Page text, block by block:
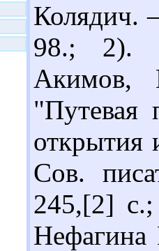
Колядич.
98.; 2).
"Путевая
Сов.
245,[2]